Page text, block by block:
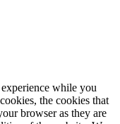
while you
the cookies that
browser as they are